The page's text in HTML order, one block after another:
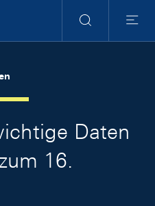
Suche
Menu
Daten
16.